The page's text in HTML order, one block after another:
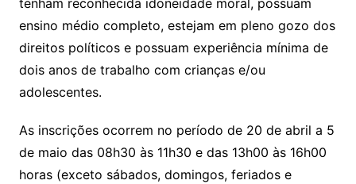
tenham reconhecida idoneidade moral, possuam
ensino médio completo, estejam em pleno gozo dos
direitos políticos e possuam experiência mínima de
dois anos de trabalho com crianças e/ou
adolescentes.
As inscrições ocorrem no período de 20 de abril a 5
de maio das 08h30 às 11h30 e das 13h00 às 16h00
horas (exceto sábados, domingos, feriados e